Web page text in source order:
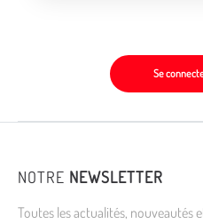
Se
NOTRE NEWSLETTER
Toutes les actualités, nouveautés